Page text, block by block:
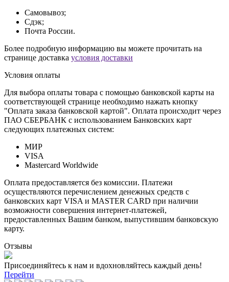
Самовывоз;
Сдэк;
Почта России.
Более подробную информацию вы можете прочитать на
странице доставка условия доставки
Условия оплаты
Для выбора оплаты товара с помощью банковской карты на
соответствующей странице необходимо нажать кнопку
"Оплата заказа банковской картой". Оплата происходит через
ПАО СБЕРБАНК с использованием Банковских карт
следующих платежных систем:
МИР
VISA
Mastercard Worldwide
Оплата предоставляется без комиссии. Платежи
осуществляются перечислением денежных средств с
банковских карт VISA и MASTER CARD при наличии
возможности совершения интернет-платежей,
предоставленных Вашим банком, выпустившим банковскую
карту.
Отзывы
Присоединяйтесь к нам и вдохновляйтесь каждый день!
Перейти